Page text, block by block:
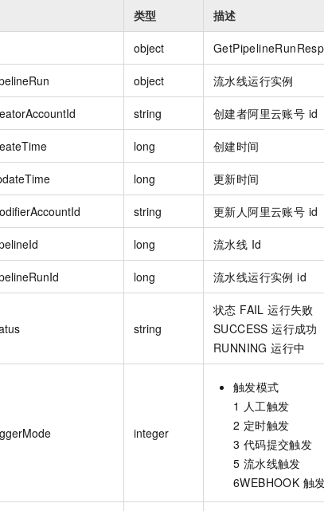
类型 描述
object
object 流水线运行实例
string 创建者阿里云账号 id
long 创建时间
long 更新时间
string 更新人阿里云账号 id
long 流水线 Id
long 流水线运行实例 id
string
状态 FAIL 运行失败
SUCCESS 运行成功
RUNNING 运行中
integer
触发模式
1 人工触发
2 定时触发
3 代码提交触发
5 流水线触发
6WEBHOOK 触